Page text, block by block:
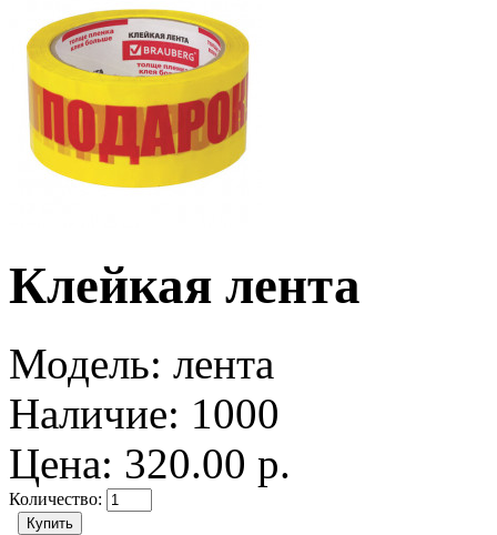
Клейкая лента
Модель: лента
Наличие: 1000
Цена: 320.00 р.
Количество: